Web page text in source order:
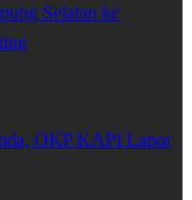
Selatan ke
OKP KAPI Lapor